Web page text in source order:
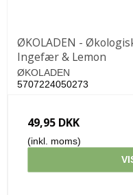
ØKOLADEN -
Ingefær & Lemon
ØKOLADEN
5707224050273
49,95 DKK
(inkl. moms)